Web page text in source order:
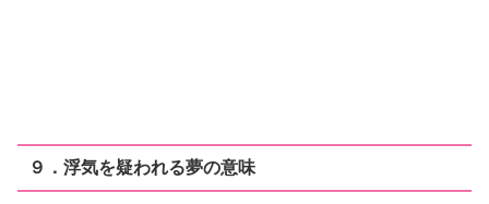
９．浮気を疑われる夢の意味